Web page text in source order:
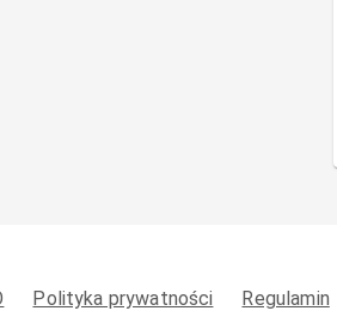
Polityka prywatności Regulamin